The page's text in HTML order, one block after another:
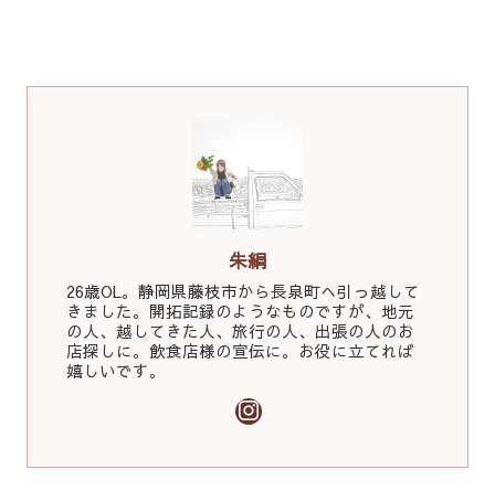
朱絹
26歳OL。静岡県藤枝市から長泉町へ引っ越して
きました。開拓記録のようなものですが、地元
の人、越してきた人、旅行の人、出張の人のお
店探しに。飲食店様の宣伝に。お役に立てれば
嬉しいです。